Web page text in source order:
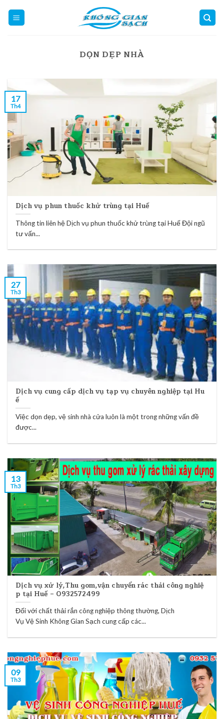
DỌN DẸP NHÀ
Dịch vụ phun thuốc khử trùng tại Huế
Thông tin liên hệ Dịch vụ phun thuốc khử trùng tại Huế Đội ngũ
tư vấn...
17
Th4
Dịch vụ cung cấp dịch vụ tạp vụ chuyên nghiệp tại Hu
ế
Việc dọn dẹp, vệ sinh nhà cửa luôn là một trong những vấn đề
được...
27
Th3
Dịch vụ xử lý,Thu gom,vận chuyển rác thải công nghiệ
p tại Huế – 0932572499
Đối với chất thải rắn công nghiệp thông thường, Dịch
Vụ Vệ Sinh Không Gian Sạch cung cấp các...
13
Th3
09
Th3